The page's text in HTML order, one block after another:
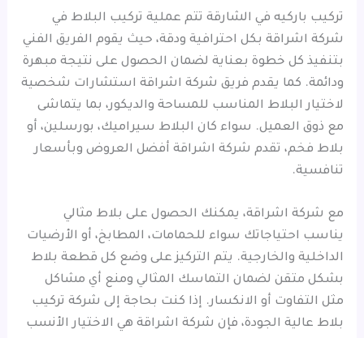
تركيب باركيه في الشارقة تتم عملية تركيب البلاط في
شركة اشراقة بكل احترافية ودقة، حيث يقوم الفريق الفني
بتنفيذ كل خطوة بعناية لضمان الحصول على نتيجة مبهرة
ودائمة. كما يقدم فريق شركة اشراقة استشارات شخصية
لاختيار البلاط المناسب للمساحة والديكور، بما يتماشى
مع ذوق العميل. سواء كان البلاط سيراميك، بورسلين، أو
بلاط فخم، تقدم شركة اشراقة أفضل العروض وبأسعار
تنافسية.
مع شركة اشراقة، يمكنك الحصول على بلاط مثالي
يناسب احتياجاتك سواء للحمامات، المطابخ، أو الأرضيات
الداخلية والخارجية. يتم التركيز على وضع كل قطعة بلاط
بشكل متقن لضمان التماسك المثالي ومنع أي مشاكل
مثل التفاوت أو الانكسار. إذا كنت بحاجة إلى شركة تركيب
بلاط عالية الجودة، فإن شركة اشراقة هي الاختيار الأنسب